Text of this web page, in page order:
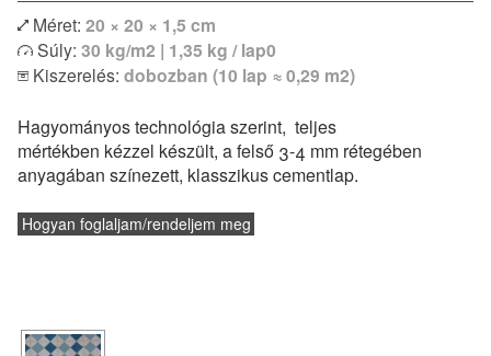
Méret: 20 × 20 × 1,5 cm
Súly: 30 kg/m2 | 1,35 kg / lap0
Kiszerelés: dobozban (10 lap ≈ 0,29 m2)
Hagyományos technológia szerint, teljes
mértékben kézzel készült, a felső 3-4 mm rétegében
anyagában színezett, klasszikus cementlap.
Hogyan foglaljam/rendeljem meg
Egyszínű vagy bordűr lapokkal kombinálva izgalmas
egyedi kombinációk is megvalósíthatóak. Modern lakások
vagy klasszikus polgári otthonok hidegburkolataként
kombinálható, de konyhapultokhoz vagy fürdőszobák
falburkolatként is alkalmazható.
Vásárlás előtt feltétlenül tájékozódj a
lerakásról